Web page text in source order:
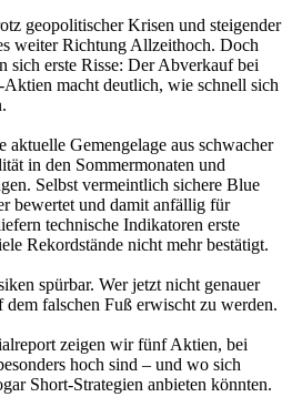
geopolitischer Krisen und steigender
weiter Richtung Allzeithoch. Doch
sich erste Risse: Der Abverkauf bei
macht deutlich, wie schnell sich
aktuelle Gemengelage aus schwacher
in den Sommermonaten und
Selbst vermeintlich sichere Blue
bewertet und damit anfällig für
technische Indikatoren erste
Rekordstände nicht mehr bestätigt.
spürbar. Wer jetzt nicht genauer
falschen Fuß erwischt zu werden.
zeigen wir fünf Aktien, bei
hoch sind – und wo sich
Short-Strategien anbieten könnten.